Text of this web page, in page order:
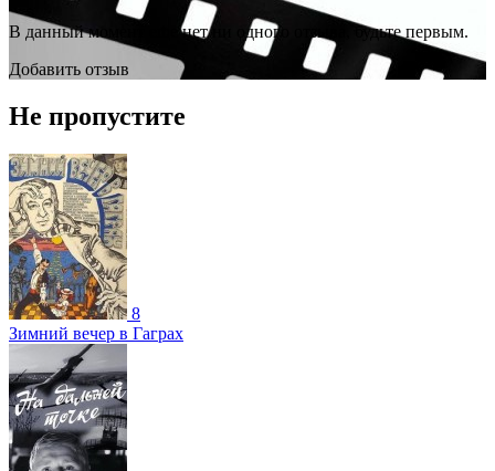
В данный момент еще нет ни одного отзыва, будьте первым.
Добавить отзыв
Не пропустите
8
Зимний вечер в Гаграх